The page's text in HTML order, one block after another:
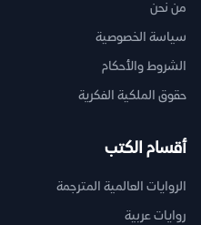
من نحن
سياسة الخصوصية
الشروط والأحكام
حقوق الملكية الفكرية
أقسام الكتب
الروايات العالمية المترجمة
روايات عربية